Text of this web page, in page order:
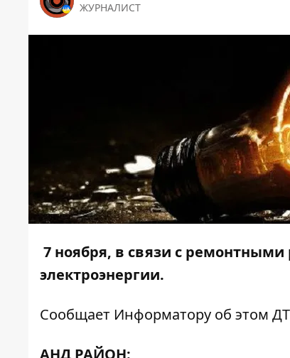
ЖУРНАЛИСТ
7 ноября, в связи с
электроэнергии.
Сообщает Информатору об этом
АНД РАЙОН: